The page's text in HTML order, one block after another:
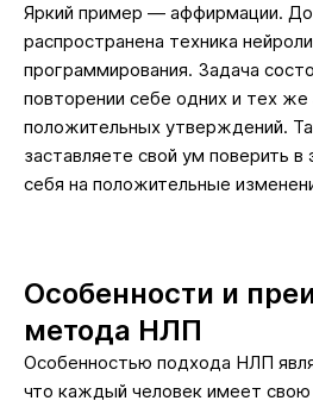
Яркий пример — аффирмации.
распространена техника
программирования. Задача
повторении себе одних и тех
положительных утверждений.
заставляете свой ум поверить
себя на положительные
Особенности и
метода НЛП
Особенностью подхода НЛП
что каждый человек имеет свою